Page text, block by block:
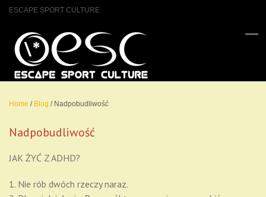
ESCAPE SPORT CULTURE
Home / Blog / Nadpobudliwość
Nadpobudliwość
JAK ŻYĆ Z ADHD?
1. Nie rób dwóch rzeczy naraz.